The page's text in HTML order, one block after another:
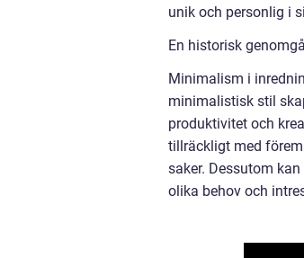
unik och personlig i
En historisk
Minimalism i
minimalistisk stil
produktivitet och
tillräckligt med
saker. Dessutom
olika behov och